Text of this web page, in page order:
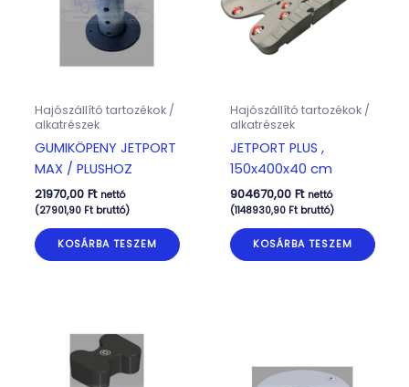
Hajószállító tartozékok /
alkatrészek
GUMIKÖPENY JETPORT
MAX / PLUSHOZ
21970,00 Ft nettó
(27901,90 Ftbruttó)
KOSÁRBA TESZEM
Hajószállító tartozékok /
alkatrészek
JETPORT PLUS ,
150x400x40 cm
904670,00 Ft nettó
(1148930,90 Ftbruttó)
KOSÁRBA TESZEM